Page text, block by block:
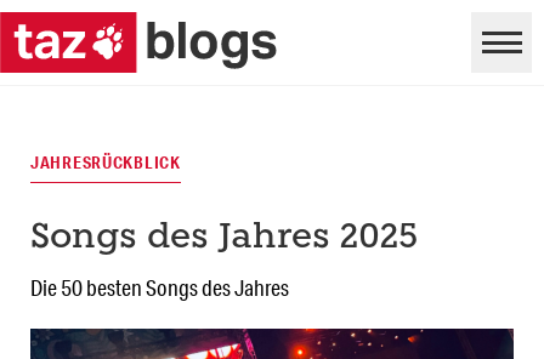
JAHRESRÜCKBLICK
Songs des Jahres 2025
Die 50 besten Songs des Jahres